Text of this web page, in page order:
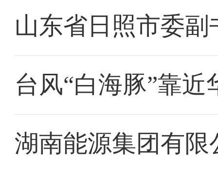
山东省日照市委
台风“白海豚”靠近
湖南能源集团有